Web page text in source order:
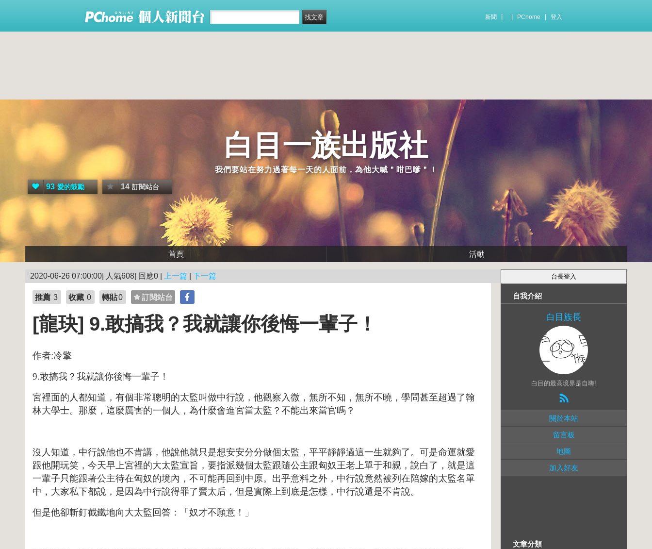
新聞 PChome 登入
白目一族出版社
我們要站在努力過著每一天的人面前，為他大喊＂咁巴嗲＂！
93 愛的鼓勵 14 訂閱站台
首頁 活動
2020-06-26 07:00:00| 人氣608| 回應0 | 上一篇 下一篇
推薦 3 收藏 0 轉貼0 訂閱站台
[龍玦] 9.敢搞我？我就讓你後悔一輩子！
作者:冷擎
9.敢搞我？我就讓你後悔一輩子！
宮裡面的人都知道，有個非常聰明的太監叫做中行說，他觀察入微，無所不知，無所不曉，學問甚至超過了翰
林大學士。那麼，這麼厲害的一個人，為什麼會進宮當太監？不能出來當官嗎？
沒人知道，中行說他也不肯講，他說他就只是想安安分分做個太監，平平靜靜過這一生就夠了。可是命運就愛
跟他開玩笑，今天早上宮裡的大太監宣旨，要指派幾個太監跟隨公主跟匈奴王老上單于和親，說白了，就是這
一輩子只能跟著公主待在匈奴的境內，不可能再回到中原。出乎意料之外，中行說竟然被列在陪嫁的太監名單
中，大家私下都說，是因為中行說得罪了竇太后，但是實際上到底是怎樣，中行說還是不肯說。
但是他卻斬釘截鐵地向大太監回答：「奴才不願意！」
自我介紹
白目族長
白目的最高境界是自嗨!
關於本站
留言板
地圖
加入好友
文章分類